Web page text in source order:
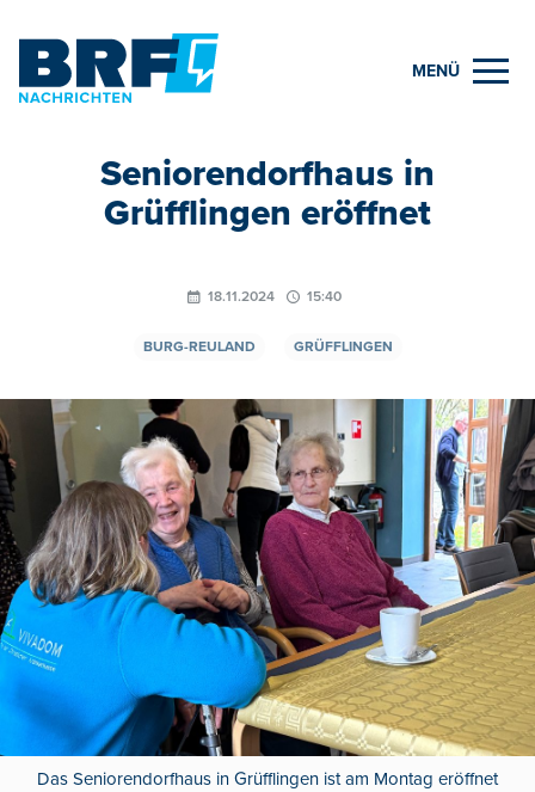
MENÜ
Seniorendorfhaus in
Grüfflingen eröffnet
18.11.2024 15:40
BURG-REULAND GRÜFFLINGEN
Das Seniorendorfhaus in Grüfflingen ist am Montag eröffnet